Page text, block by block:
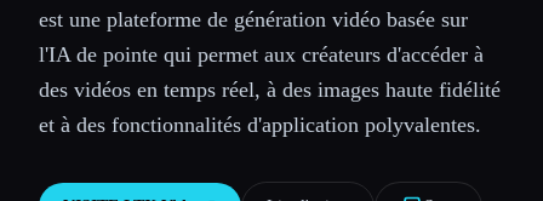
🎓 Étudiants 🎬Créateurs
Blog
est une plateforme de génération vidéo basée sur
l'IA de pointe qui permet aux créateurs d'accéder à
des vidéos en temps réel, à des images haute fidélité
et à des fonctionnalités d'application polyvalentes.